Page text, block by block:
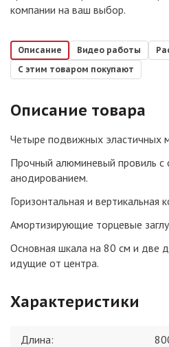
компании на ваш выбор.
Описание Видео работы
С этим товаром покупают
Описание товара
Четыре подвижных эластичных
Прочный алюминевый провиль с
анодированием.
Горизонтальная и вертикальная
Амортизирующие торцевые
Основная шкала на 80 см и две
идущие от центра.
Характеристики
Длина: